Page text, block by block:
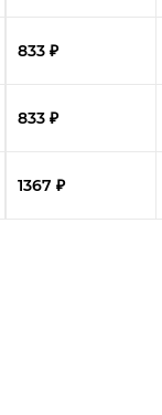
833 ₽
833 ₽
1367 ₽